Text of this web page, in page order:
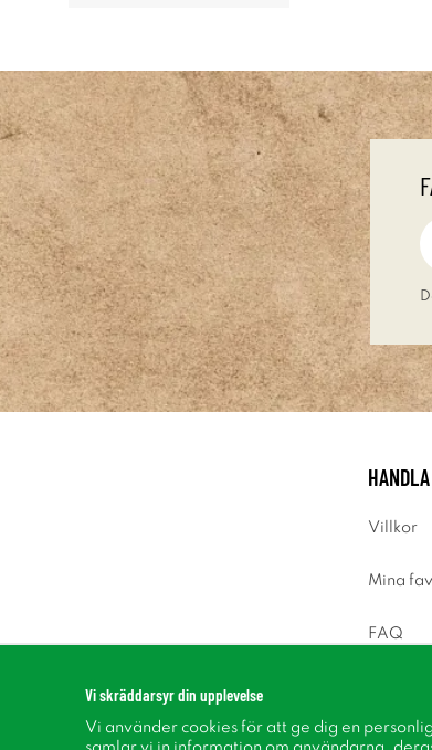
HANDLA
Villkor
Mina
FAQ
Vi skräddarsyr din upplevelse
Vi använder cookies för att ge dig en